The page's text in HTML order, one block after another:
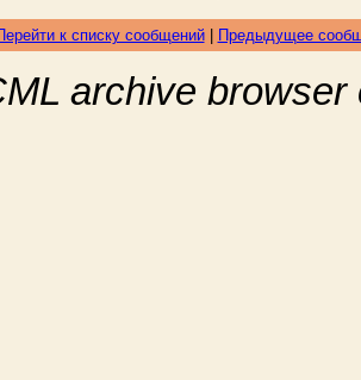
к списку сообщений| Предыдущее
archive